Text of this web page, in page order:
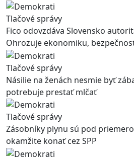
Tlačové správy
Fico odovzdáva Slovensko
Ohrozuje ekonomiku,
Tlačové správy
Násilie na ženách nesmie byť
potrebuje prestať mlčať
Tlačové správy
Zásobníky plynu sú pod
okamžite konať cez SPP